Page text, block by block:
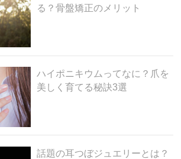
る？骨盤矯正のメリット
ハイポニキウムってなに？爪を
美しく育てる秘訣3選
話題の耳つぼジュエリーとは？